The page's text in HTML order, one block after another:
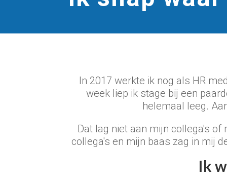
In 2017 werkte ik nog als HR
week liep ik stage bij een
helemaal leeg.
Dat lag niet aan mijn collega's
collega's en mijn baas zag in mij
Ik